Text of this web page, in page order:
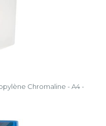
Chromaline - A4 -